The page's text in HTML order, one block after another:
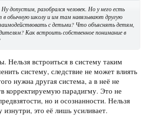
Ну допустим, разобрался человек. Но у него есть
в обычную школу и им там навязывают другую
с детьми? Что объяснять детям,
Как встроить собственное понимание в
Нельзя встроиться в систему таким
систему, следствие не может влиять
нужна другая система, а в неё не
корректируемую парадигму. Это не
но и осознанности. Нельзя
изнутри, это её лишь усиливает.